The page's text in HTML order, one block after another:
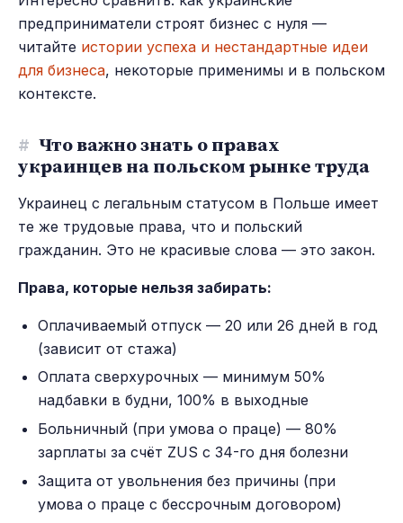
предприниматели строят бизнес с нуля —
читайте истории успеха и нестандартные идеи
для бизнеса, некоторые применимы и в польском
контексте.
# Что важно знать о правах
украинцев на польском рынке труда
Украинец с легальным статусом в Польше имеет
те же трудовые права, что и польский
гражданин. Это не красивые слова — это закон.
Права, которые нельзя забирать:
Оплачиваемый отпуск — 20 или 26 дней в год
(зависит от стажа)
Оплата сверхурочных — минимум 50%
надбавки в будни, 100% в выходные
Больничный (при умова о праце) — 80%
зарплаты за счёт ZUS с 34-го дня болезни
Защита от увольнения без причины (при
умова о праце с бессрочным договором)